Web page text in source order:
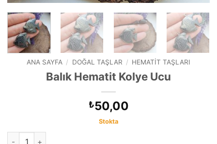
ANA SAYFA / DOĞAL TAŞLAR / HEMATIT TAŞLARI
Balık Hematit Kolye Ucu
₺50,00
Stokta
Balık Hematit Kolye Ucu adet